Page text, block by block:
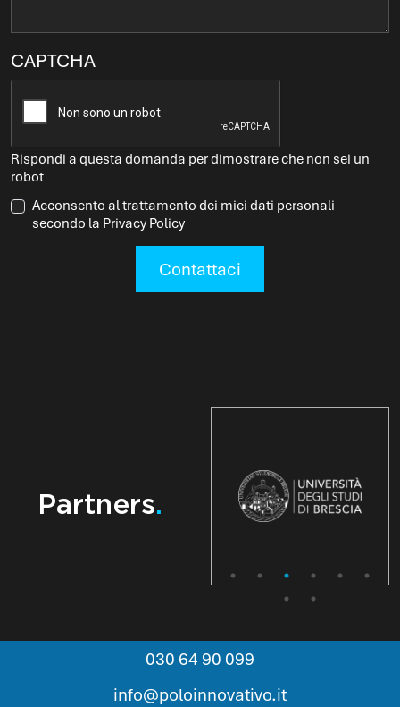
CAPTCHA
Rispondi a questa domanda per dimostrare che non sei un
robot
Acconsento al trattamento dei miei dati personali
secondo la Privacy Policy
Contattaci
Partners.
030 64 90 099
info@poloinnovativo.it